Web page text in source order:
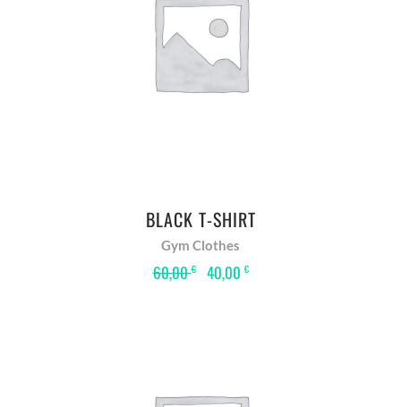
IN DEN WARENKORB
BLACK T-SHIRT
Gym Clothes
60,00€ Ursprünglicher
Preis
40,00 €Aktueller